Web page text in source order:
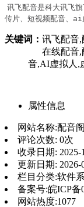
讯飞配音是科大讯飞
传片、短视频配音、ai
关键词： 讯飞配音,
在线配音
音,AI虚拟人,
属性信息
网站名称:配音阁
评论次数: 0次
收录日期: 2025-
更新日期: 2026-
栏目分类:软件
备案号:皖ICP备
网站热度:1077